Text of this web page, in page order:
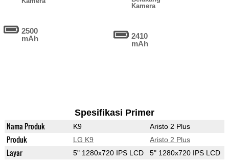
2500
mAh
Kamera
2410
mAh
Spesifikasi Primer
Nama Produk K9 Aristo 2 Plus
Produk LG K9 Aristo 2 Plus
Layar 5" 1280x720 IPS LCD 5" 1280x720 IPS LCD